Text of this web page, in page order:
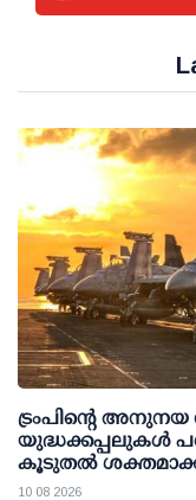
ട്രംപിന്റെ
യുദ്ധക്കപ്പലുകള്‍
കൂടുതല്‍ ശക്തമാക്കി ഇറാനെ
നീക്കം
10 08 2026